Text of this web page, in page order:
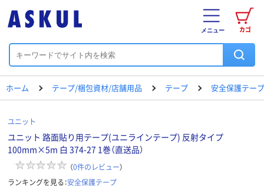
カゴ
メニュー
ホーム テープ/梱包資材/店舗用品 テープ 安全保護テープ
ユニット
ユニット 路面貼り用テープ(ユニラインテープ) 反射タイプ
100mm×5m 白 374-27 1巻（直送品）
（0件のレビュー）
ランキングを見る：安全保護テープ